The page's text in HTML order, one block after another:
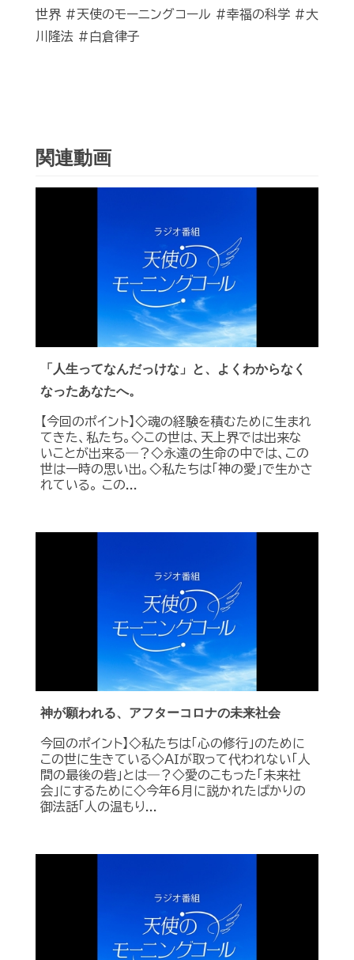
世界 #天使のモーニングコール #幸福の科学 #大
川隆法 #白倉律子
関連動画
「人生ってなんだっけな」と、よくわからなく
なったあなたへ。
【今回のポイント】◇魂の経験を積むために生まれ
てきた、私たち。◇この世は、天上界では出来な
いことが出来る―？◇永遠の生命の中では、この
世は一時の思い出。◇私たちは「神の愛」で生かさ
れている。 この...
神が願われる、アフターコロナの未来社会
今回のポイント】◇私たちは「心の修行」のために
この世に生きている◇ＡＩが取って代われない「人
間の最後の砦」とは―？◇愛のこもった「未来社
会」にするために◇今年6月に説かれたばかりの
御法話「人の温もり...